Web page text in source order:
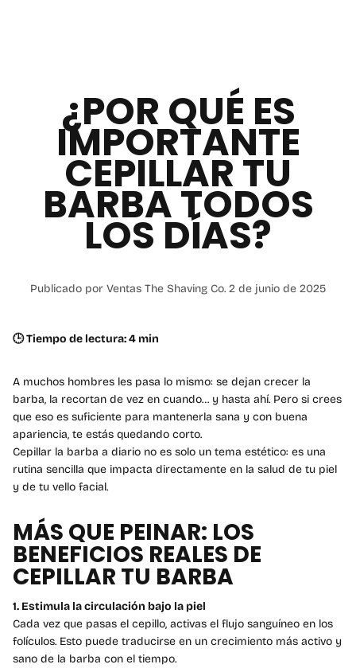
¿POR QUÉ ES
IMPORTANTE
CEPILLAR TU
BARBA TODOS
LOS DÍAS?
Publicado por Ventas The Shaving Co. 2 de junio de 2025
🕒 Tiempo de lectura: 4 min
A muchos hombres les pasa lo mismo: se dejan crecer la
barba, la recortan de vez en cuando… y hasta ahí. Pero si crees
que eso es suficiente para mantenerla sana y con buena
apariencia, te estás quedando corto.
Cepillar la barba a diario no es solo un tema estético: es una
rutina sencilla que impacta directamente en la salud de tu piel
y de tu vello facial.
MÁS QUE PEINAR: LOS
BENEFICIOS REALES DE
CEPILLAR TU BARBA
1. Estimula la circulación bajo la piel
Cada vez que pasas el cepillo, activas el flujo sanguíneo en los
folículos. Esto puede traducirse en un crecimiento más activo y
sano de la barba con el tiempo.